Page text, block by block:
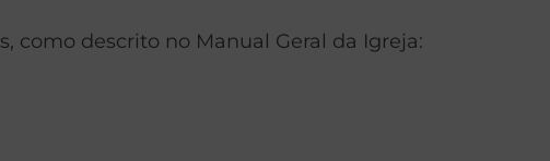
como descrito no Manual Geral da Igreja: